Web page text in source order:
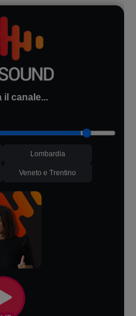
il canale...
Lombardia
Veneto e Trentino